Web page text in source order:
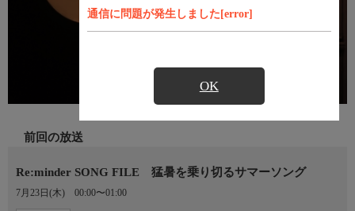
通信に問題が発生しました[error]
OK
前回の放送
Re:minder SONG FILE 猛暑を乗り切るサマーソング
7月23日(木) 00:00〜01:00